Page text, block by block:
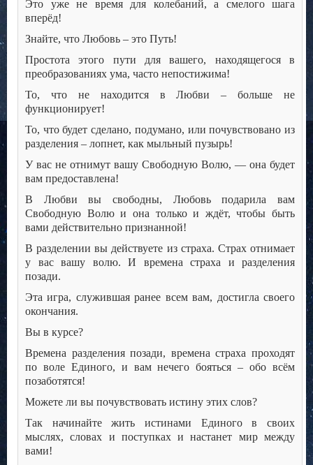
Это уже не время для колебаний, а смелого шага
вперёд!
Знайте, что Любовь – это Путь!
Простота этого пути для вашего, находящегося в
преобразованиях ума, часто непостижима!
То, что не находится в Любви – больше не
функционирует!
То, что будет сделано, подумано, или почувствовано из
разделения – лопнет, как мыльный пузырь!
У вас не отнимут вашу Свободную Волю, — она будет
вам предоставлена!
В Любви вы свободны, Любовь подарила вам
Свободную Волю и она только и ждёт, чтобы быть
вами действительно признанной!
В разделении вы действуете из страха. Страх отнимает
у вас вашу волю. И времена страха и разделения
позади.
Эта игра, служившая ранее всем вам, достигла своего
окончания.
Вы в курсе?
Времена разделения позади, времена страха проходят
по воле Единого, и вам нечего бояться – обо всём
позаботятся!
Можете ли вы почувствовать истину этих слов?
Так начинайте жить истинами Единого в своих
мыслях, словах и поступках и настанет мир между
вами!